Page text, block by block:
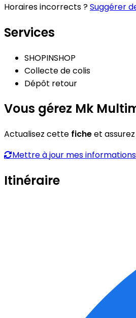
Horaires incorrects ?Suggérer
Services
SHOPINSHOP
Collecte de colis
Dépôt retour
Vous gérez Mk
Actualisez cette ficheet
Mettre à jour mes informations
Itinéraire